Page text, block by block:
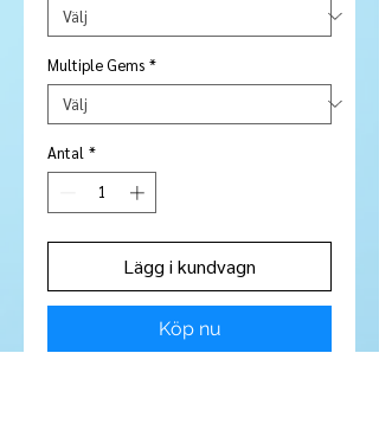
Multiple Gems *
Antal *
Lägg i kundvagn
Köp nu